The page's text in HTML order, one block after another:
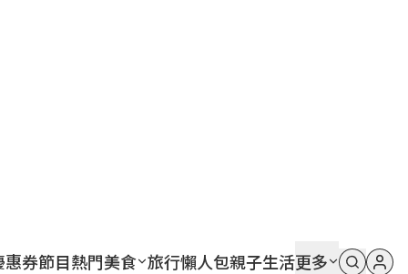
惠券節目熱門美食 旅行懶人包親子生活更多